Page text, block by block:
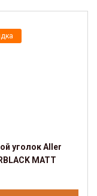
уголок Aller
MATT